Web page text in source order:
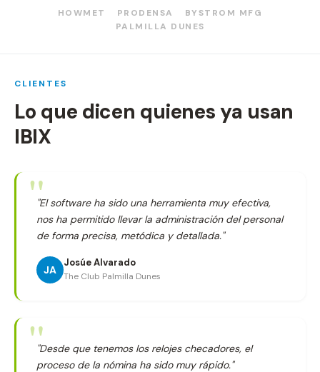
HOWMET PRODENSA
BYSTROM MFG
PALMILLA DUNES
CLIENTES
Lo que dicen quienes ya usan
IBIX
"El software ha sido una herramienta muy efectiva,
nos ha permitido llevar la administración del personal
de forma precisa, metódica y detallada."
JA
Josúe Alvarado
The Club Palmilla Dunes
"Desde que tenemos los relojes checadores, el
proceso de la nómina ha sido muy rápido."